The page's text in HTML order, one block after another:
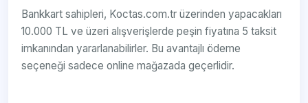
Bankkart sahipleri, Koctas.com.tr üzerinden yapacakları
10.000 TL ve üzeri alışverişlerde peşin fiyatına 5 taksit
imkanından yararlanabilirler. Bu avantajlı ödeme
seçeneği sadece online mağazada geçerlidir.